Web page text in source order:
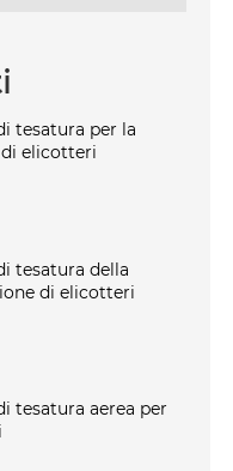
tesatura per la
elicotteri
tesatura della
di elicotteri
tesatura aerea per